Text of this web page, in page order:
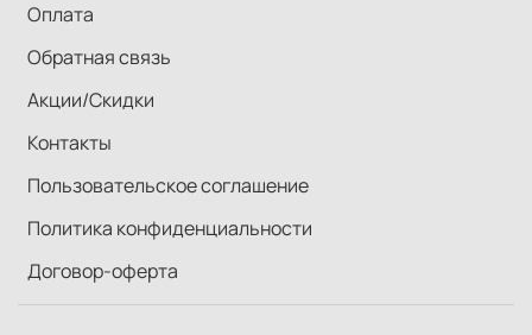
Оплата
Обратная связь
Акции/Скидки
Контакты
Пользовательское соглашение
Политика конфиденциальности
Договор-оферта